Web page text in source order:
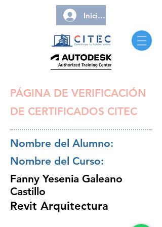
Iniciar sesión
PÁGINA DE VERIFICACIÓN
DE CERTIFICADOS CITEC
Nombre del Alumno:
Nombre del Curso:
Fanny Yesenia Galeano
Castillo
Revit Arquitectura